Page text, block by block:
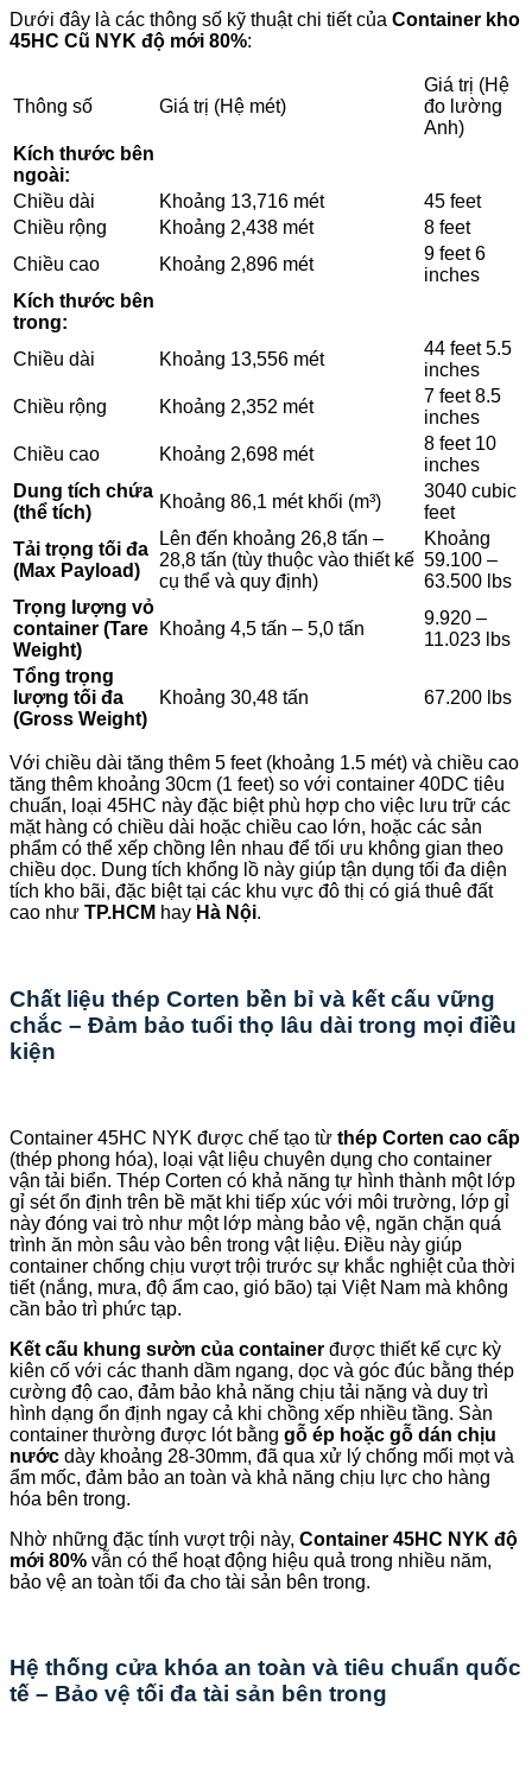
Dưới đây là các thông số kỹ thuật chi tiết của Container kho
45HC Cũ NYK độ mới 80%:
Thông số Giá trị (Hệ mét)
Giá trị (Hệ
đo lường
Anh)
Kích thước bên
ngoài:
Chiều dài
Khoảng 13,716 mét
45 feet
Chiều rộng
Khoảng 2,438 mét
8 feet
Chiều cao
Khoảng 2,896 mét
9 feet 6
inches
Kích thước bên
trong:
Chiều dài
Khoảng 13,556 mét
44 feet 5.5
inches
Chiều rộng
Khoảng 2,352 mét
7 feet 8.5
inches
Chiều cao
Khoảng 2,698 mét
8 feet 10
inches
Dung tích chứa
(thể tích)
Khoảng 86,1 mét khối (m³)
3040 cubic
feet
Tải trọng tối đa
(Max Payload)
Lên đến khoảng 26,8 tấn –
28,8 tấn (tùy thuộc vào thiết kế
cụ thể và quy định)
Khoảng
59.100 –
63.500 lbs
Trọng lượng vỏ
container (Tare
Weight)
Khoảng 4,5 tấn – 5,0 tấn
9.920 –
11.023 lbs
Tổng trọng
lượng tối đa
(Gross Weight)
Khoảng 30,48 tấn 67.200 lbs
Với chiều dài tăng thêm 5 feet (khoảng 1.5 mét) và chiều cao
tăng thêm khoảng 30cm (1 feet) so với container 40DC tiêu
chuẩn, loại 45HC này đặc biệt phù hợp cho việc lưu trữ các
mặt hàng có chiều dài hoặc chiều cao lớn, hoặc các sản
phẩm có thể xếp chồng lên nhau để tối ưu không gian theo
chiều dọc. Dung tích khổng lồ này giúp tận dụng tối đa diện
tích kho bãi, đặc biệt tại các khu vực đô thị có giá thuê đất
cao như TP.HCM hay Hà Nội.
Chất liệu thép Corten bền bỉ và kết cấu vững
chắc – Đảm bảo tuổi thọ lâu dài trong mọi điều
kiện
Container 45HC NYK được chế tạo từ thép Corten cao cấp
(thép phong hóa), loại vật liệu chuyên dụng cho container
vận tải biển. Thép Corten có khả năng tự hình thành một lớp
gỉ sét ổn định trên bề mặt khi tiếp xúc với môi trường, lớp gỉ
này đóng vai trò như một lớp màng bảo vệ, ngăn chặn quá
trình ăn mòn sâu vào bên trong vật liệu. Điều này giúp
container chống chịu vượt trội trước sự khắc nghiệt của thời
tiết (nắng, mưa, độ ẩm cao, gió bão) tại Việt Nam mà không
cần bảo trì phức tạp.
Kết cấu khung sườn của container được thiết kế cực kỳ
kiên cố với các thanh dầm ngang, dọc và góc đúc bằng thép
cường độ cao, đảm bảo khả năng chịu tải nặng và duy trì
hình dạng ổn định ngay cả khi chồng xếp nhiều tầng. Sàn
container thường được lót bằng gỗ ép hoặc gỗ dán chịu
nước dày khoảng 28-30mm, đã qua xử lý chống mối mọt và
ẩm mốc, đảm bảo an toàn và khả năng chịu lực cho hàng
hóa bên trong.
Nhờ những đặc tính vượt trội này, Container 45HC NYK độ
mới 80% vẫn có thể hoạt động hiệu quả trong nhiều năm,
bảo vệ an toàn tối đa cho tài sản bên trong.
Hệ thống cửa khóa an toàn và tiêu chuẩn quốc
tế – Bảo vệ tối đa tài sản bên trong